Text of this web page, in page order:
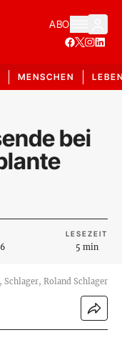
ABO
MENSCHEN
bei
LESEZEIT
5 min
Schlager, Roland Schlager